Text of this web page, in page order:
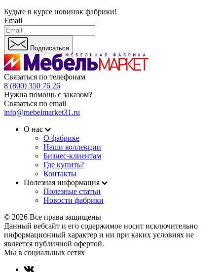
Будьте в курсе новинок фабрики!
Email
Подписаться
Связаться по телефонам
8 (800) 350 76 26
Нужна помощь с заказом?
Связаться по email
info@mebelmarket31.ru
О нас
О фабрике
Наши коллекции
Бизнес-клиентам
Где купить?
Контакты
Полезная информация
Полезные статьи
Новости фабрики
© 2026 Все права защищены
Данный вебсайт и его содержимое носит исключительно
информационный характер и ни при каких условиях не
является публичной офертой.
Мы в социальных сетях